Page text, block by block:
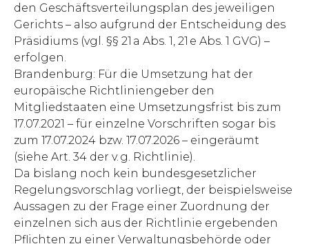
den Geschäftsverteilungsplan des jeweiligen
Gerichts – also aufgrund der Entscheidung des
Präsidiums (vgl. §§ 21 a Abs. 1, 21 e Abs. 1 GVG) –
erfolgen.
Brandenburg: Für die Umsetzung hat der
europäische Richtliniengeber den
Mitgliedstaaten eine Umsetzungsfrist bis zum
17.07.2021 – für einzelne Vorschriften sogar bis
zum 17.07.2024 bzw. 17.07.2026 – eingeräumt
(siehe Art. 34 der v. g. Richtlinie).
Da bislang noch kein bundesgesetzlicher
Regelungsvorschlag vorliegt, der beispielsweise
Aussagen zu der Frage einer Zuordnung der
einzelnen sich aus der Richtlinie ergebenden
Pflichten zu einer Verwaltungsbehörde oder